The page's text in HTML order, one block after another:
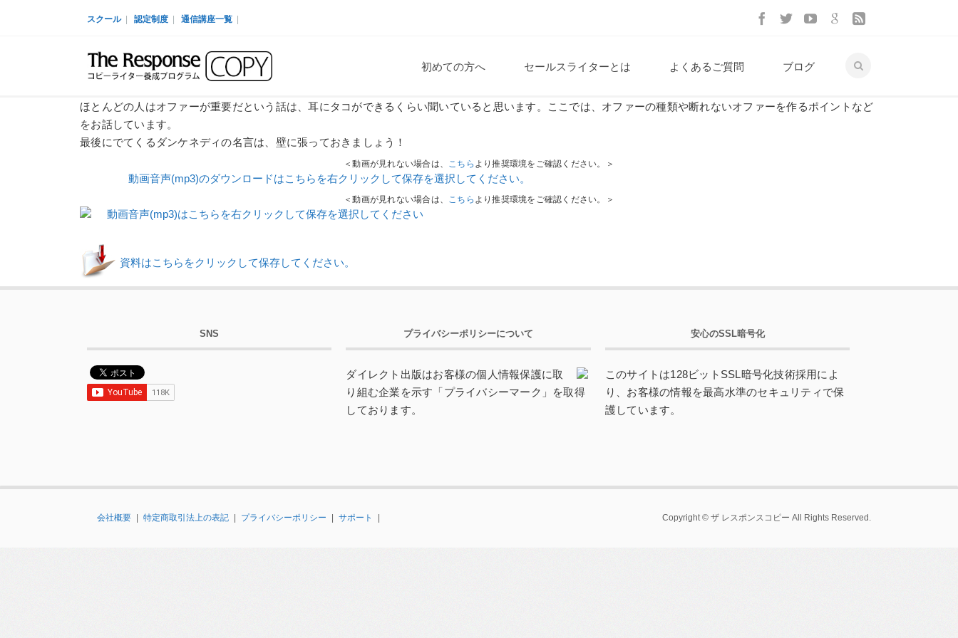
スクール 認定制度 通信講座一覧
初めての方へ セールスライターとは よくあるご質問 ブログ
ほとんどの人はオファーが重要だという話は、耳にタコができるくらい聞いていると思います。ここでは、オファーの種類や断れないオファーを作るポイントなど
をお話しています。
最後にでてくるダンケネディの名言は、壁に張っておきましょう！
＜動画が見れない場合は、 こちら より推奨環境をご確認ください。＞
動画音声(mp3)のダウンロードはこちらを右クリックして保存を選択してください。
＜動画が見れない場合は、 こちら より推奨環境をご確認ください。＞
動画音声(mp3)はこちらを右クリックして保存を選択してください
資料はこちらをクリックして保存してください。
SNS プライバシーポリシーについて
ダイレクト出版はお客様の個人情報保護に取
り組む企業を示す「プライバシーマーク」を取得
しております。
安心のSSL暗号化
このサイトは128ビットSSL暗号化技術採用によ
り、お客様の情報を最高水準のセキュリティで保
護しています。
会社概要 特定商取引法上の表記 プライバシーポリシー サポート Copyright © ザ レスポンスコピー All Rights Reserved.